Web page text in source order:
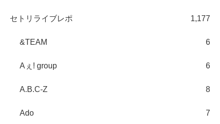
セトリライブレポ 1,177
&TEAM 6
Aぇ! group 6
A.B.C-Z 8
Ado 7